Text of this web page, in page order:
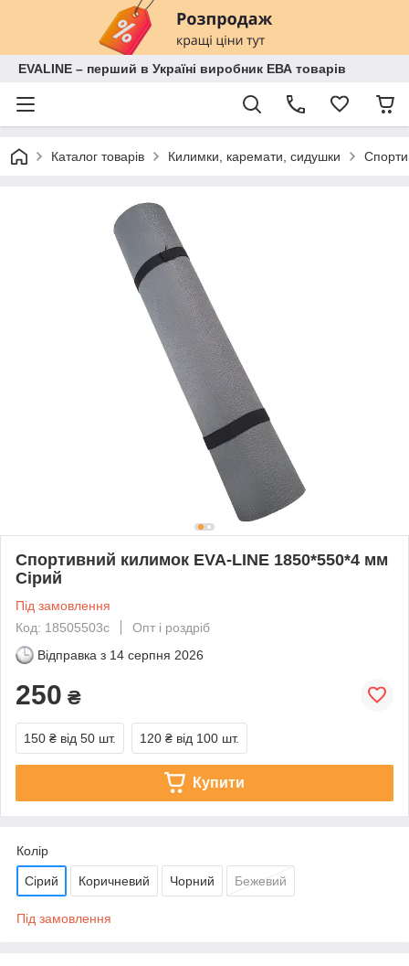
EVALINE – перший в Україні виробник ЕВА товарів
Каталог товарів Килимки, каремати, сидушки
Спортивний килимок EVA-LINE 1850*550*4 мм
Сірий
Під замовлення
Код: 18505503с
Опт і роздріб
Відправка з 14 серпня 2026
250 ₴
150 ₴ від 50 шт. 120 ₴ від 100 шт.
Купити
Колір
Сірий Коричневий Чорний Бежевий
Під замовлення